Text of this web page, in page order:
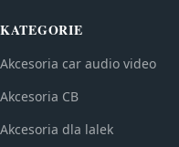
KATEGORIE
Akcesoria car audio video
Akcesoria CB
Akcesoria dla lalek